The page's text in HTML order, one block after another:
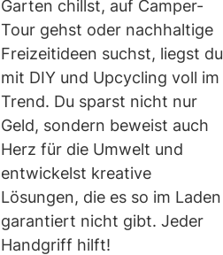
Garten chillst, auf Camper-
Tour gehst oder nachhaltige
Freizeitideen suchst, liegst du
mit DIY und Upcycling voll im
Trend. Du sparst nicht nur
Geld, sondern beweist auch
Herz für die Umwelt und
entwickelst kreative
Lösungen, die es so im Laden
garantiert nicht gibt. Jeder
Handgriff hilft!